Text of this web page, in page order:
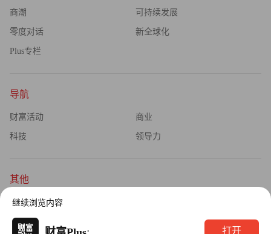
商潮 可持续发展
零度对话 新全球化
Plus专栏
导航
财富活动 商业
科技 领导力
其他
杂志订阅
隐私政策
继续浏览内容
· 打开